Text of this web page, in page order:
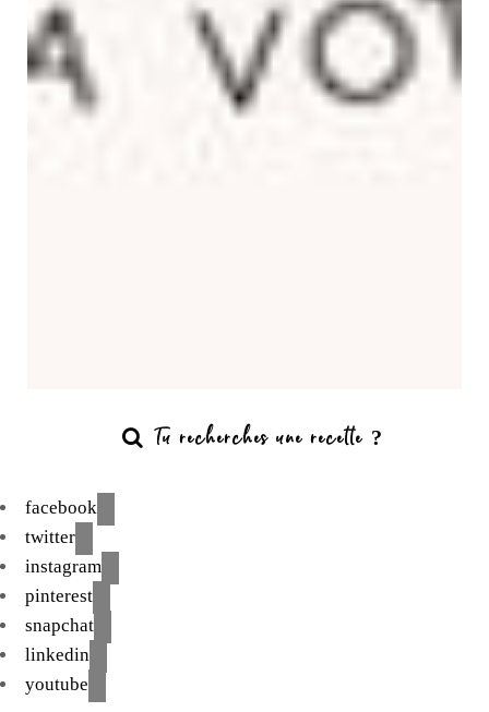
facebook
twitter
instagram
pinterest
snapchat
linkedin
youtube